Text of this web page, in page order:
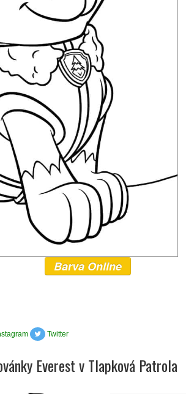
Barva Online
Twitter
Everest v Tlapková Patrola